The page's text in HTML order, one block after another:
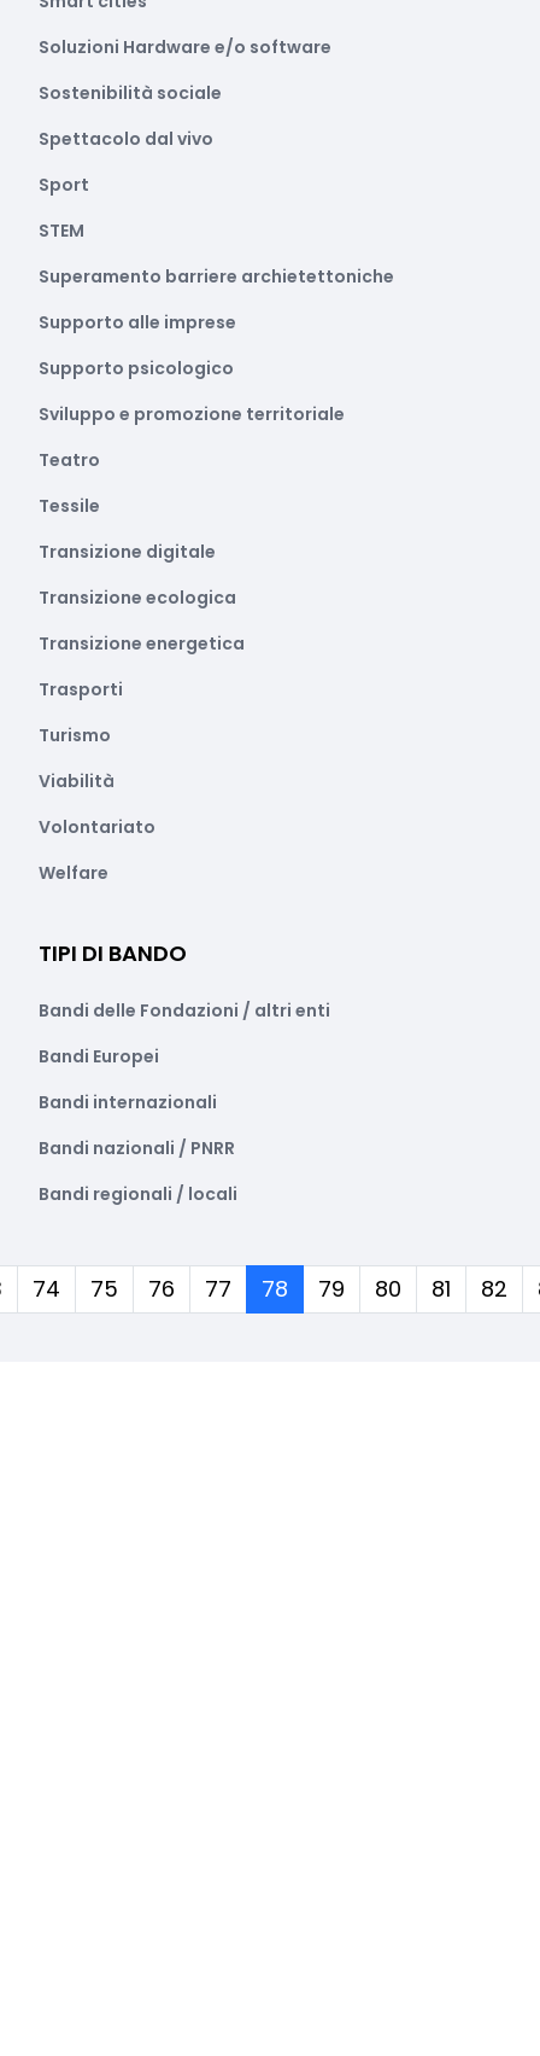
Soluzioni Hardware e/o software
Sostenibilità sociale
Spettacolo dal vivo
Sport
STEM
Superamento barriere archietettoniche
Supporto alle imprese
Supporto psicologico
Sviluppo e promozione territoriale
Teatro
Tessile
Transizione digitale
Transizione ecologica
Transizione energetica
Trasporti
Turismo
Viabilità
Volontariato
Welfare
TIPI DI BANDO
Bandi delle Fondazioni / altri enti
Bandi Europei
Bandi internazionali
Bandi nazionali / PNRR
Bandi regionali / locali
74 75 76 77 78 (corrente)
79 80 81 82